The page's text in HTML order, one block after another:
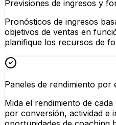
Previsiones de ingresos y
Pronósticos de ingresos
objetivos de ventas en
planifique los recursos de
Paneles de rendimiento por
Mida el rendimiento de
por conversión, actividad e